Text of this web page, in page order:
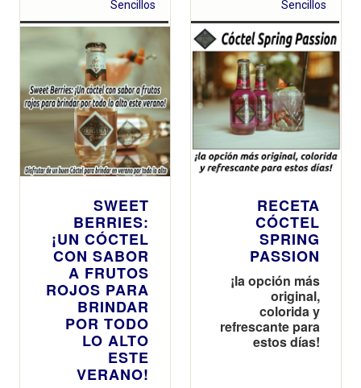
antes de la
pandemia
Sencillos
SWEET
BERRIES:
¡UN CÓCTEL
CON SABOR
A FRUTOS
ROJOS PARA
BRINDAR
POR TODO
LO ALTO
ESTE
VERANO!
Sencillos
RECETA
CÓCTEL
SPRING
PASSION
¡la opción más
original,
colorida y
refrescante para
estos días!